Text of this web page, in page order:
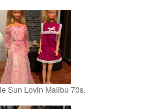
Sun Lovin Malibu 70s.